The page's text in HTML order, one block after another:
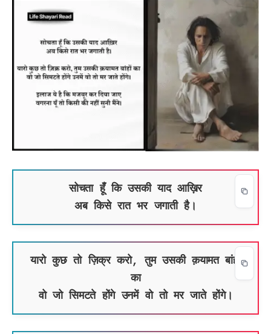
सोचता हूँ कि उसकी याद आख़िर
अब किसे रात भर जगाती है।
यारो कुछ तो ज़िक्र करो, तुम उसकी क़यामत बांहों
का
वो जो सिमटते होंगे उनमें वो तो मर जाते होंगे।